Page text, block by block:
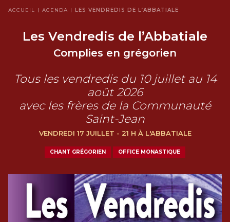
ACCUEIL AGENDA LES VENDREDIS DE L’ABBATIALE
Les Vendredis de l’Abbatiale
Complies en grégorien
Tous les vendredis du 10 juillet au 14
août 2026
avec les frères de la Communauté
Saint-Jean
VENDREDI 17 JUILLET - 21 H À L'ABBATIALE
CHANT GRÉGORIEN OFFICE MONASTIQUE